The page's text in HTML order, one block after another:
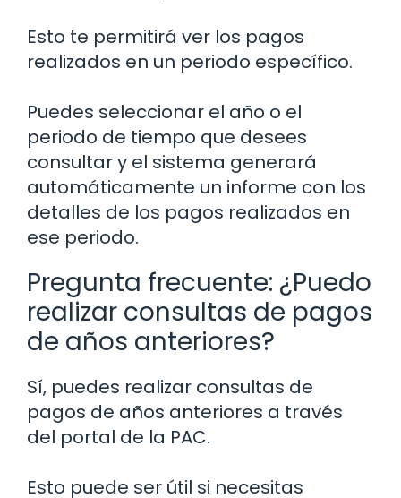
Esto te permitirá ver los pagos
realizados en un periodo específico.
Puedes seleccionar el año o el
periodo de tiempo que desees
consultar y el sistema generará
automáticamente un informe con los
detalles de los pagos realizados en
ese periodo.
Pregunta frecuente: ¿Puedo
realizar consultas de pagos
de años anteriores?
Sí, puedes realizar consultas de
pagos de años anteriores a través
del portal de la PAC.
Esto puede ser útil si necesitas